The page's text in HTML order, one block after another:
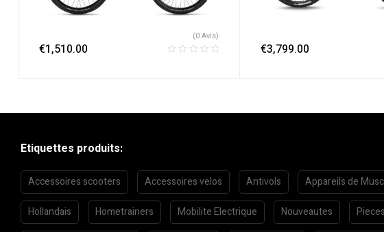
€1,510.00
(0 Avis)
€3,799.00
Etiquettes produits:
Accessoires scooters Accessoires velos Antivols Appareils de
Hollandais Hometrainers Mobilite Electrique Nouveautes